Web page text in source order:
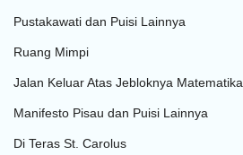
Pustakawati dan Puisi Lainnya
Ruang Mimpi
Jalan Keluar Atas Jebloknya Matematika
Manifesto Pisau dan Puisi Lainnya
Di Teras St. Carolus